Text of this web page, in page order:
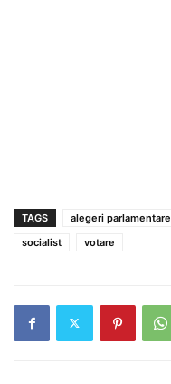
TAGS alegeri parlamentare
socialist
votare